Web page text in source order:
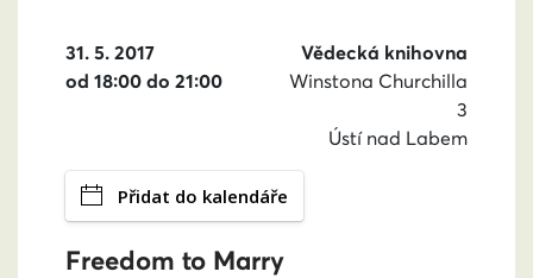
31. 5. 2017
od 18:00 do 21:00
Vědecká knihovna
Winstona Churchilla
3
Ústí nad Labem
Přidat do kalendáře
Freedom to Marry